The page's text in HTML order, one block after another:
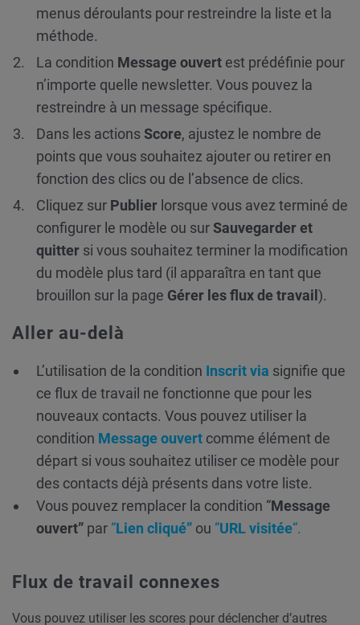
menus déroulants pour restreindre la liste et la
méthode.
La condition Message ouvert est prédéfinie pour
n’importe quelle newsletter. Vous pouvez la
restreindre à un message spécifique.
Dans les actionsScore, ajustez le nombre de
points que vous souhaitez ajouter ou retirer en
fonction des clics ou de l’absence de clics.
Cliquez sur Publier lorsque vous avez terminé de
configurer le modèle ou surSauvegarder et
quitter si vous souhaitez terminer la modification
du modèle plus tard (il apparaîtra en tant que
brouillon sur la page Gérer les flux de travail ).
Aller au-delà
L’utilisation de la condition Inscrit via signifie que
ce flux de travail ne fonctionne que pour les
nouveaux contacts. Vous pouvez utiliser la
condition Message ouvert comme élément de
départ si vous souhaitez utiliser ce modèle pour
des contacts déjà présents dans votre liste.
Vous pouvez remplacer la condition “Message
ouvert” par “Lien cliqué” ou “URL visitée“.
Flux de travail connexes
Vous pouvez utiliser les scores pour déclencher d’autres